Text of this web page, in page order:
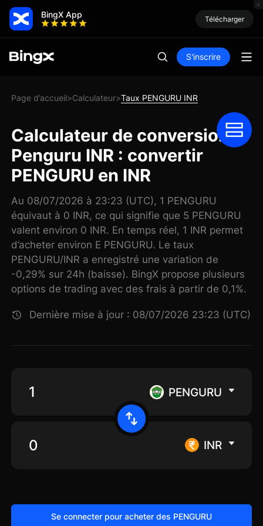
BingX App Télécharger
S'inscrire
Page d’accueil>Calculateur>Taux PENGURU INR
Calculateur de conversion
Penguru INR : convertir
PENGURU en INR
Au 08/07/2026 à 23:23 (UTC), 1 PENGURU
équivaut à 0 INR, ce qui signifie que 5 PENGURU
valent environ 0 INR. En temps réel, 1 INR permet
d’acheter environ E PENGURU. Le taux
PENGURU/INR a enregistré une variation de
-0,29% sur 24h (baisse). BingX propose plusieurs
options de trading avec des frais à partir de 0,1%.
Dernière mise à jour : 08/07/2026 23:23 (UTC)
PENGURU
INR
Se connecter pour acheter des PENGURU